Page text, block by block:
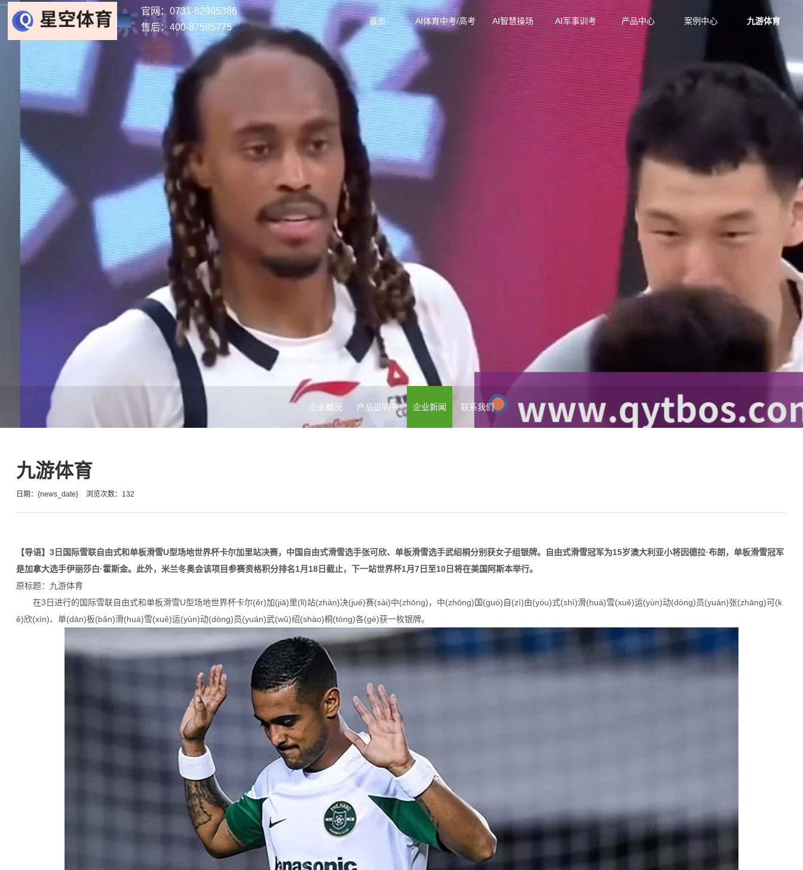
官网：0731-82995386
售后：400-87585775
首页 AI体育中考/高考 AI智慧操场 AI军事训考 产品中心 案例中心 九游体育
企业概况 产品说明书 企业新闻 联系我们
九游体育
日期：{news_date} 浏览次数：132
【导语】3日国际雪联自由式和单板滑雪U型场地世界杯卡尔加里站决赛，中国自由式滑雪选手张可欣、单板滑雪选手武绍桐分别获女子组银牌。自由式滑雪冠军为15岁澳大利亚小将因德拉·布朗，单板滑雪冠军
是加拿大选手伊丽莎白·霍斯金。此外，米兰冬奥会该项目参赛资格积分排名1月18日截止，下一站世界杯1月7日至10日将在美国阿斯本举行。
原标题：九游体育
在3日进行的国际雪联自由式和单板滑雪U型场地世界杯卡尔(ěr)加(jiā)里(lǐ)站(zhàn)决(jué)赛(sài)中(zhōng)，中(zhōng)国(guó)自(zì)由(yóu)式(shì)滑(huá)雪(xuě)运(yùn)动(dòng)员(yuán)张(zhāng)可(k
ě)欣(xīn)、单(dān)板(bǎn)滑(huá)雪(xuě)运(yùn)动(dòng)员(yuán)武(wǔ)绍(shào)桐(tóng)各(gè)获一枚银牌。